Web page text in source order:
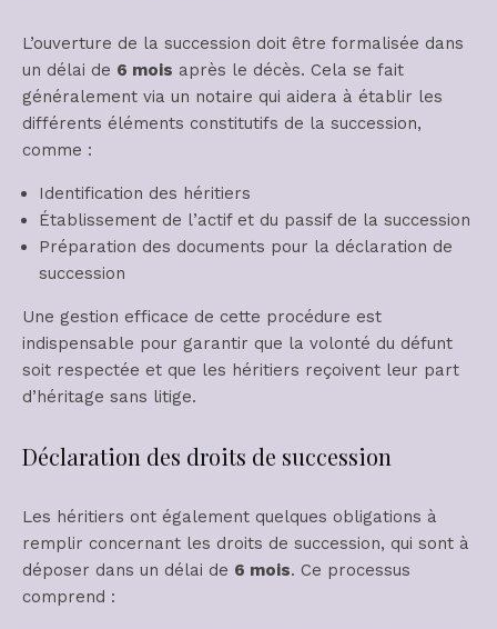
L’ouverture de la succession doit être formalisée dans
un délai de 6 mois après le décès. Cela se fait
généralement via un notaire qui aidera à établir les
différents éléments constitutifs de la succession,
comme :
Identification des héritiers
Établissement de l’actif et du passif de la succession
Préparation des documents pour la déclaration de
succession
Une gestion efficace de cette procédure est
indispensable pour garantir que la volonté du défunt
soit respectée et que les héritiers reçoivent leur part
d’héritage sans litige.
Déclaration des droits de succession
Les héritiers ont également quelques obligations à
remplir concernant les droits de succession, qui sont à
déposer dans un délai de 6 mois. Ce processus
comprend :